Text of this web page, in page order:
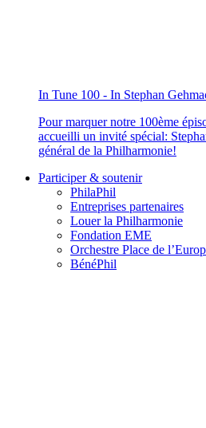
In Tune 100 - In Stephan
Pour marquer notre 100ème
accueilli un invité spécial:
général de la Philharmonie!
Participer & soutenir
PhilaPhil
Entreprises partenaires
Louer la Philharmonie
Fondation EME
Orchestre Place de
BénéPhil